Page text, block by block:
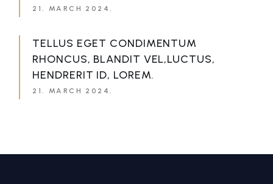
21. MARCH 2024.
TELLUS EGET CONDIMENTUM
RHONCUS, BLANDIT VEL,LUCTUS,
HENDRERIT ID, LOREM.
21. MARCH 2024.